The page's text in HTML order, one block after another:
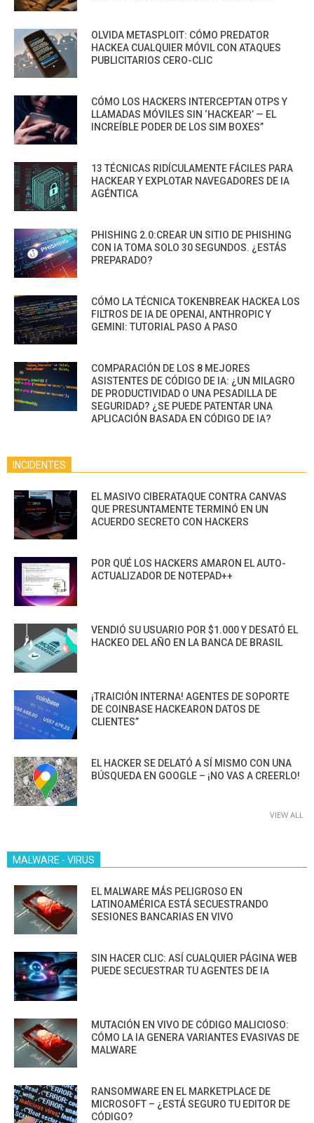
OLVIDA METASPLOIT: CÓMO PREDATOR
HACKEA CUALQUIER MÓVIL CON ATAQUES
PUBLICITARIOS CERO-CLIC
CÓMO LOS HACKERS INTERCEPTAN OTPS Y
LLAMADAS MÓVILES SIN ‘HACKEAR’ — EL
INCREÍBLE PODER DE LOS SIM BOXES”
13 TÉCNICAS RIDÍCULAMENTE FÁCILES PARA
HACKEAR Y EXPLOTAR NAVEGADORES DE IA
AGÉNTICA
PHISHING 2.0:CREAR UN SITIO DE PHISHING
CON IA TOMA SOLO 30 SEGUNDOS. ¿ESTÁS
PREPARADO?
CÓMO LA TÉCNICA TOKENBREAK HACKEA LOS
FILTROS DE IA DE OPENAI, ANTHROPIC Y
GEMINI: TUTORIAL PASO A PASO
COMPARACIÓN DE LOS 8 MEJORES
ASISTENTES DE CÓDIGO DE IA: ¿UN MILAGRO
DE PRODUCTIVIDAD O UNA PESADILLA DE
SEGURIDAD? ¿SE PUEDE PATENTAR UNA
APLICACIÓN BASADA EN CÓDIGO DE IA?
INCIDENTES
EL MASIVO CIBERATAQUE CONTRA CANVAS
QUE PRESUNTAMENTE TERMINÓ EN UN
ACUERDO SECRETO CON HACKERS
POR QUÉ LOS HACKERS AMARON EL AUTO-
ACTUALIZADOR DE NOTEPAD++
VENDIÓ SU USUARIO POR $1.000 Y DESATÓ EL
HACKEO DEL AÑO EN LA BANCA DE BRASIL
¡TRAICIÓN INTERNA! AGENTES DE SOPORTE
DE COINBASE HACKEARON DATOS DE
CLIENTES”
EL HACKER SE DELATÓ A SÍ MISMO CON UNA
BÚSQUEDA EN GOOGLE – ¡NO VAS A CREERLO!
VIEW ALL
MALWARE - VIRUS
EL MALWARE MÁS PELIGROSO EN
LATINOAMÉRICA ESTÁ SECUESTRANDO
SESIONES BANCARIAS EN VIVO
SIN HACER CLIC: ASÍ CUALQUIER PÁGINA WEB
PUEDE SECUESTRAR TU AGENTES DE IA
MUTACIÓN EN VIVO DE CÓDIGO MALICIOSO:
CÓMO LA IA GENERA VARIANTES EVASIVAS DE
MALWARE
RANSOMWARE EN EL MARKETPLACE DE
MICROSOFT – ¿ESTÁ SEGURO TU EDITOR DE
CÓDIGO?